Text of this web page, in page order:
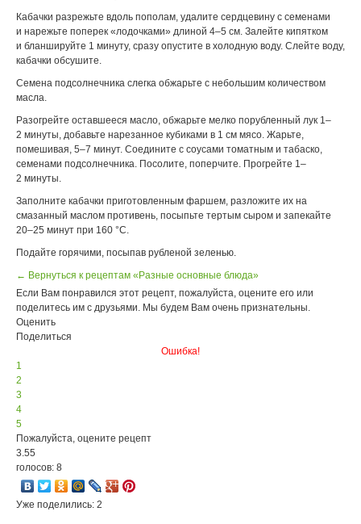
Кабачки разрежьте вдоль пополам, удалите сердцевину с семенами
и нарежьте поперек «лодочками» длиной 4–5 см. Залейте кипятком
и бланшируйте 1 минуту, сразу опустите в холодную воду. Слейте воду,
кабачки обсушите.
Семена подсолнечника слегка обжарьте с небольшим количеством
масла.
Разогрейте оставшееся масло, обжарьте мелко порубленный лук 1–
2 минуты, добавьте нарезанное кубиками в 1 см мясо. Жарьте,
помешивая, 5–7 минут. Соедините с соусами томатным и табаско,
семенами подсолнечника. Посолите, поперчите. Прогрейте 1–
2 минуты.
Заполните кабачки приготовленным фаршем, разложите их на
смазанный маслом противень, посыпьте тертым сыром и запекайте
20–25 минут при 160 °С.
Подайте горячими, посыпав рубленой зеленью.
← Вернуться к рецептам «Разные основные блюда»
Если Вам понравился этот рецепт, пожалуйста, оцените его или
поделитесь им с друзьями. Мы будем Вам очень признательны.
Оценить
Поделиться
Ошибка!
1
2
3
4
5
Пожалуйста, оцените рецепт
3.55
голосов: 8
Уже поделились: 2